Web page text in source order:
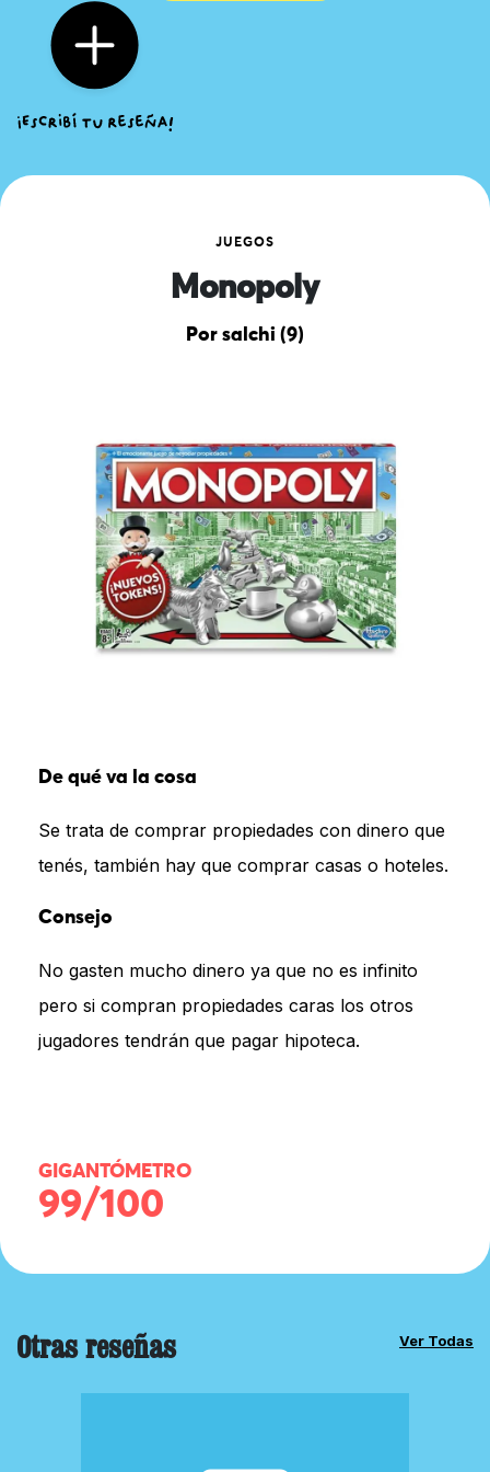
JUEGOS
Monopoly
Por salchi (9)
De qué va la cosa
Se trata de comprar propiedades con dinero que
tenés, también hay que comprar casas o hoteles.
Consejo
No gasten mucho dinero ya que no es infinito
pero si compran propiedades caras los otros
jugadores tendrán que pagar hipoteca.
GIGANTÓMETRO
99/100
Otras reseñas Ver Todas